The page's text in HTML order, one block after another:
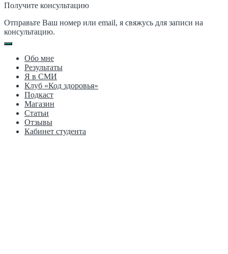
Получите консультацию
Отправьте Ваш номер или email, я свяжусь для записи на
консультацию.
Обо мне
Результаты
Я в СМИ
Клуб «Код здоровья»
Подкаст
Магазин
Статьи
Отзывы
Кабинет студента